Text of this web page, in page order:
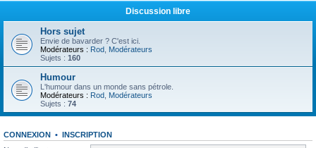
Discussion libre
Hors sujet
Envie de bavarder ? C'est ici.
Modérateurs : Rod Modérateurs
Sujets : 160
Humour
L'humour dans un monde sans pétrole.
Modérateurs : Rod Modérateurs
Sujets : 74
CONNEXION • INSCRIPTION